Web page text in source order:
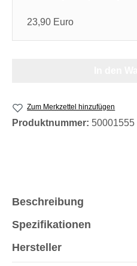
23,90 Euro
Zum Merkzettel hinzufügen
Produktnummer: 50001555
Beschreibung
Spezifikationen
Hersteller